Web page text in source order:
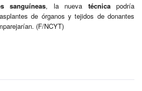
sanguíneas, la nueva técnicapodría
de órganos y tejidos de donantes
(F/NCYT)